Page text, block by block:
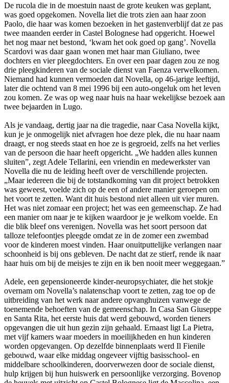
De rucola die in de moestuin naast de grote keuken was geplant,
was goed opgekomen. Novella liet die trots zien aan haar zoon
Paolo, die haar was komen bezoeken in het gastenverblijf dat ze pas
twee maanden eerder in Castel Bolognese had opgericht. Hoewel
het nog maar net bestond, ‘kwam het ook goed op gang’. Novella
Scardovi was daar gaan wonen met haar man Giuliano, twee
dochters en vier pleegdochters. En over een paar dagen zou ze nog
drie pleegkinderen van de sociale dienst van Faenza verwelkomen.
Niemand had kunnen vermoeden dat Novella, op 46-jarige leeftijd,
later die ochtend van 8 mei 1996 bij een auto-ongeluk om het leven
zou komen. Ze was op weg naar huis na haar wekelijkse bezoek aan
twee bejaarden in Lugo.
Als je vandaag, dertig jaar na die tragedie, naar Casa Novella kijkt,
kun je je onmogelijk niet afvragen hoe deze plek, die nu haar naam
draagt, er nog steeds staat en hoe ze is gegroeid, zelfs na het verlies
van de persoon die haar heeft opgericht. „We hadden alles kunnen
sluiten”, zegt Adele Tellarini, een vriendin en medewerkster van
Novella die nu de leiding heeft over de verschillende projecten.
„Maar iedereen die bij de totstandkoming van dit project betrokken
was geweest, voelde zich op de een of andere manier geroepen om
het voort te zetten. Want dit huis bestond niet alleen uit vier muren.
Het was niet zomaar een project; het was een gemeenschap. Ze had
een manier om naar je te kijken waardoor je je welkom voelde. En
die blik bleef ons verenigen. Novella was het soort persoon dat
talloze telefoontjes pleegde omdat ze in de zomer een zwembad
voor de kinderen moest vinden. Haar onuitputtelijke verlangen naar
schoonheid is bij ons gebleven. De nacht dat ze stierf, rende ik naar
haar huis om bij de meisjes te zijn en ik ben nooit meer weggegaan.”
Adele, een gepensioneerde kinder-neuropsychiater, die het stokje
overnam om Novella’s nalatenschap voort te zetten, zag toe op de
uitbreiding van het werk naar andere opvanghuizen vanwege de
toenemende behoeften van de gemeenschap. In Casa San Giuseppe
en Santa Rita, het eerste huis dat werd gebouwd, worden tieners
opgevangen die uit hun gezin zijn gehaald. Ernaast ligt La Pietra,
met vijf kamers waar moeders in moeilijkheden en hun kinderen
worden opgevangen. Op dezelfde binnenplaats werd Il Fienile
gebouwd, waar elke middag ongeveer vijftig basisschool- en
middelbare schoolkinderen, doorverwezen door de sociale dienst,
hulp krijgen bij hun huiswerk en persoonlijke verzorging. Bovenop